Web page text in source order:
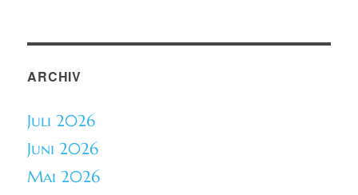
ARCHIV
Juli 2026
Juni 2026
Mai 2026